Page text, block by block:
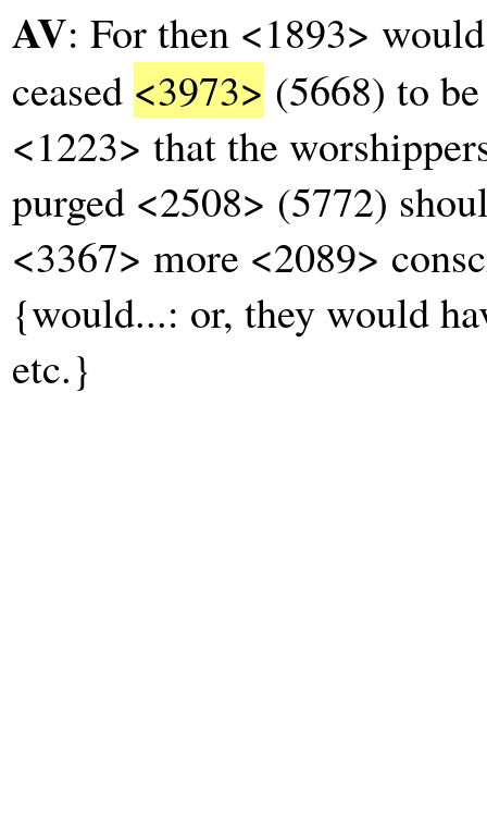
AV: For then <1893>
ceased <3973> (5668) to
<1223> that the
purged <2508> (5772)
<3367> more <2089>
{would...: or, they would
etc.}